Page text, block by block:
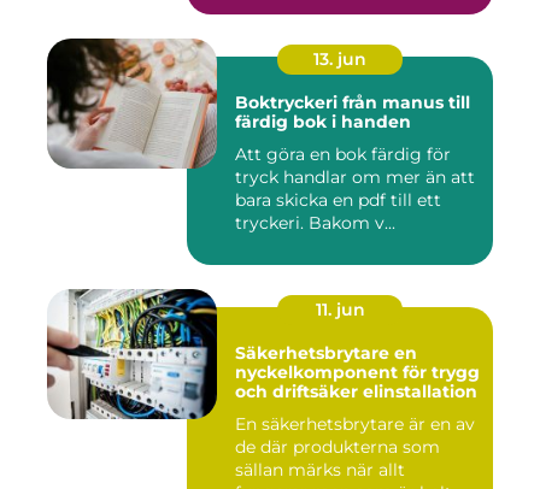
13. jun
Boktryckeri från manus till
färdig bok i handen
Att göra en bok färdig för
tryck handlar om mer än att
bara skicka en pdf till ett
tryckeri. Bakom v...
11. jun
Säkerhetsbrytare en
nyckelkomponent för trygg
och driftsäker elinstallation
En säkerhetsbrytare är en av
de där produkterna som
sällan märks när allt